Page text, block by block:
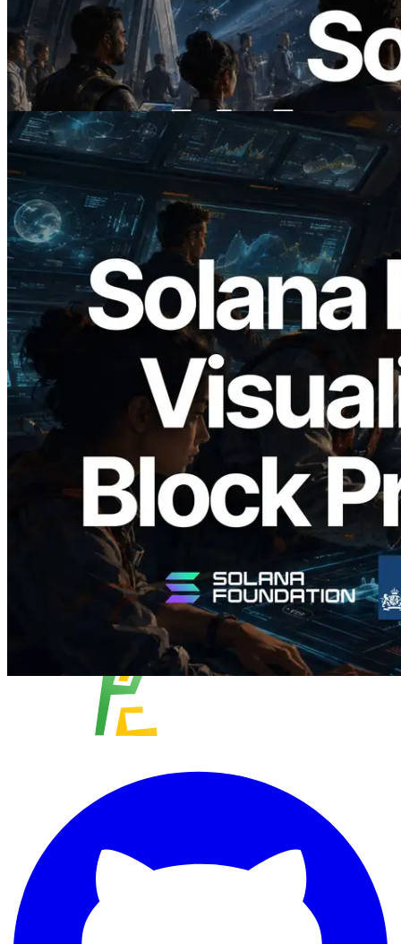
ERPC lance un RPC Solana compatible
x402 — L'ère où les agents IA paient à la
demande les API dont ils ont besoin
Lire cet article
2026.05.24
Validators Solutions lance le Solana Block
Analyzer — Visualisation du temps de
production de bloc par slot et des
validateurs assignés